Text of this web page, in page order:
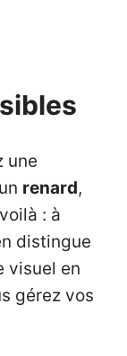
une
renard,
: à
distingue
visuel en
gérez vos